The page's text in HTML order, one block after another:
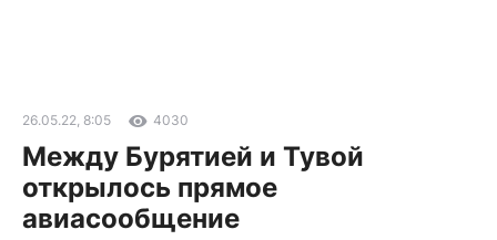
26.05.22, 8:05 4030
Между Бурятией и Тувой
открылось прямое
авиасообщение